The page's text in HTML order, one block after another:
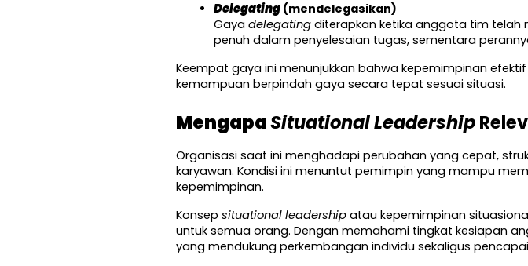
Delegating (mendelegasikan)
Gaya delegating diterapkan ketika anggota tim telah
penuh dalam penyelesaian tugas, sementara
Keempat gaya ini menunjukkan bahwa kepemimpinan
kemampuan berpindah gaya secara tepat sesuai situasi.
Mengapa Situational Leadership
Organisasi saat ini menghadapi perubahan yang cepat,
karyawan. Kondisi ini menuntut pemimpin yang mampu
kepemimpinan.
Konsep situational leadership atau kepemimpinan
untuk semua orang. Dengan memahami tingkat kesiapan
yang mendukung perkembangan individu sekaligus